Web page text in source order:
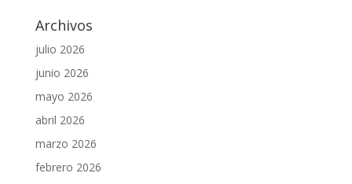
Archivos
julio 2026
junio 2026
mayo 2026
abril 2026
marzo 2026
febrero 2026